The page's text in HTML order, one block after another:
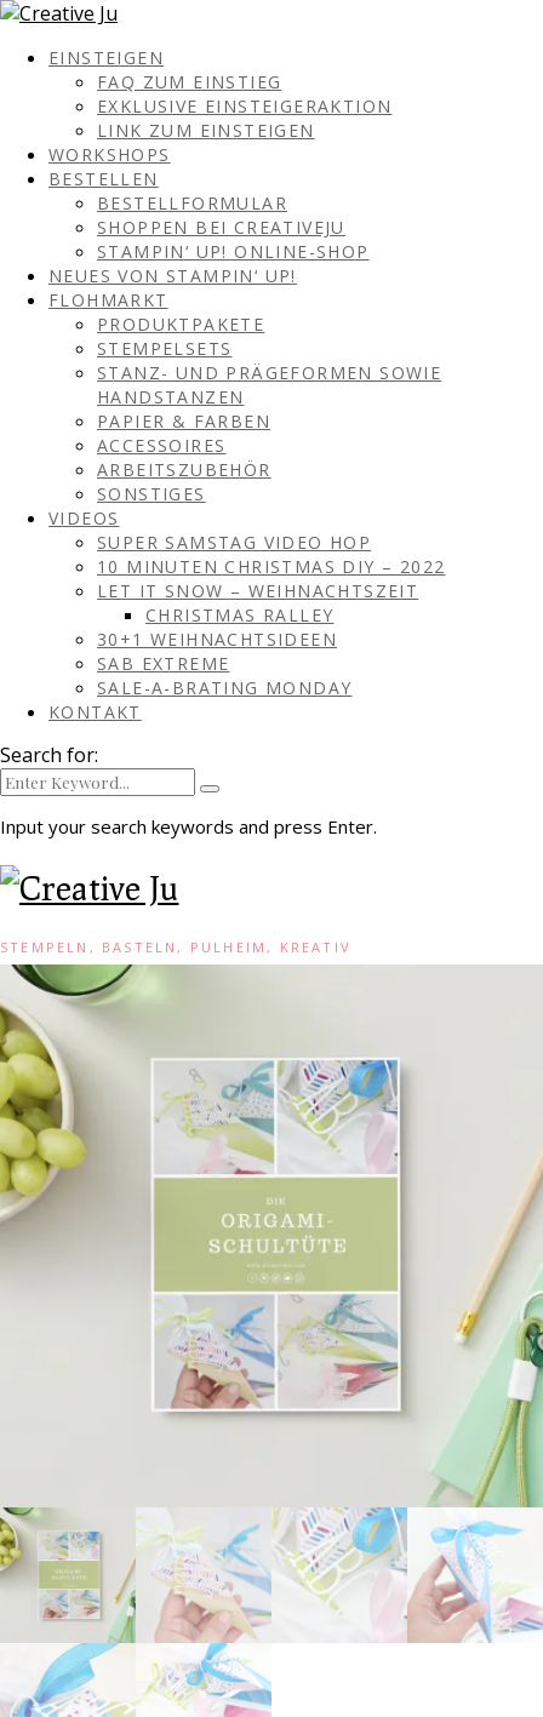
EINSTEIGEN
FAQ ZUM EINSTIEG
EXKLUSIVE EINSTEIGERAKTION
LINK ZUM EINSTEIGEN
WORKSHOPS
BESTELLEN
BESTELLFORMULAR
SHOPPEN BEI CREATIVEJU
STAMPIN‘ UP! ONLINE-SHOP
NEUES VON STAMPIN‘ UP!
FLOHMARKT
PRODUKTPAKETE
STEMPELSETS
STANZ- UND PRÄGEFORMEN SOWIE
HANDSTANZEN
PAPIER & FARBEN
ACCESSOIRES
ARBEITSZUBEHÖR
SONSTIGES
VIDEOS
SUPER SAMSTAG VIDEO HOP
10 MINUTEN CHRISTMAS DIY – 2022
LET IT SNOW – WEIHNACHTSZEIT
CHRISTMAS RALLEY
30+1 WEIHNACHTSIDEEN
SAB EXTREME
SALE-A-BRATING MONDAY
KONTAKT
Search for:
Input your search keywords and press Enter.
STEMPELN, BASTELN, PULHEIM, KREATIV